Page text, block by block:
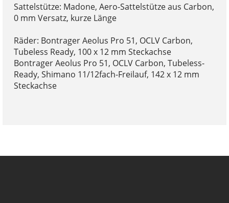
Sattelstütze: Madone, Aero-Sattelstütze aus Carbon,
0 mm Versatz, kurze Länge
Räder: Bontrager Aeolus Pro 51, OCLV Carbon,
Tubeless Ready, 100 x 12 mm Steckachse
Bontrager Aeolus Pro 51, OCLV Carbon, Tubeless-
Ready, Shimano 11/12fach-Freilauf, 142 x 12 mm
Steckachse